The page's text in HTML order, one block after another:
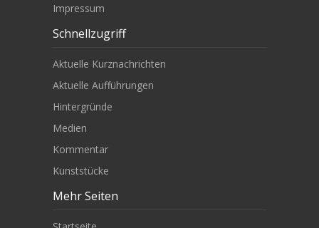
Impressum
Schnellzugriff
Aktuelle Kurznachrichten
Aktuelle Aufführungen
Hintergründe
Medien
Kommentar
Kunststücke
Mehr Seiten